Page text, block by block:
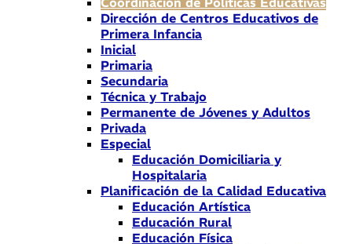
Dirección de Centros Educativos de
Primera Infancia
Inicial
Primaria
Secundaria
Técnica y Trabajo
Permanente de Jóvenes y Adultos
Privada
Especial
Educación Domiciliaria y
Hospitalaria
Planificación de la Calidad Educativa
Educación Artística
Educación Rural
Educación Física